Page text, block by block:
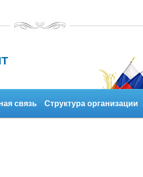
связь Структура организации